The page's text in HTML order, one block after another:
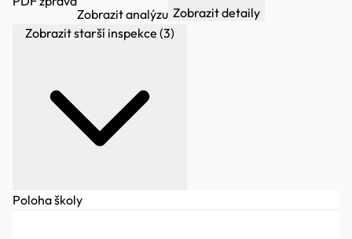
Zobrazit analýzu Zobrazit detaily
Zobrazit starší inspekce (3)
Poloha školy